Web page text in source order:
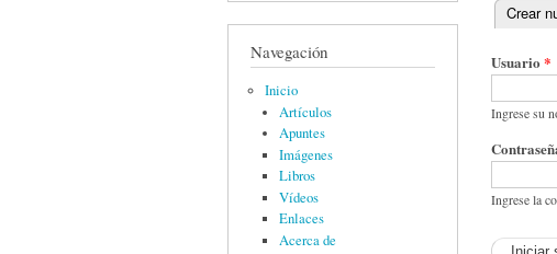
Navegación
Inicio
Artículos
Apuntes
Imágenes
Libros
Vídeos
Enlaces
Acerca de
Crear
Usuario *
Ingrese su
Ingrese la